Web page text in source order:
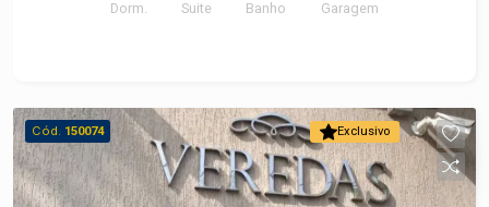
com 1 suíte - Sala com ar condicionado e sacada
- Área útil de 38 m² - Área construída de 38 m²
DIFERENCIAIS DO IMÓVEL - Imóvel mobiliado,
pronto para morar - Ar condicionado na sala,
proporcionando conforto térmico - Cozinha
Dorm. Suite Banho Garagem
Exclusivo
Cód. 150074